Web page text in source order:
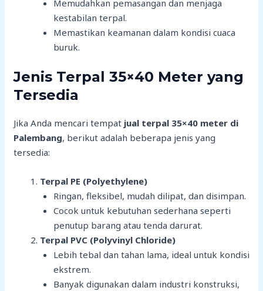
Memudahkan pemasangan dan menjaga
kestabilan terpal.
Memastikan keamanan dalam kondisi cuaca
buruk.
Jenis Terpal 35×40 Meter yang
Tersedia
Jika Anda mencari tempat jual terpal 35×40 meter di
Palembang, berikut adalah beberapa jenis yang
tersedia:
Terpal PE (Polyethylene)
Ringan, fleksibel, mudah dilipat, dan disimpan.
Cocok untuk kebutuhan sederhana seperti
penutup barang atau tenda darurat.
Terpal PVC (Polyvinyl Chloride)
Lebih tebal dan tahan lama, ideal untuk kondisi
ekstrem.
Banyak digunakan dalam industri konstruksi,